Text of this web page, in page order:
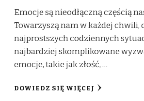
Emocje są nieodłączną częścią
Towarzyszą nam w każdej chwili,
najprostszych codziennych
najbardziej skomplikowane
emocje, takie jak złość, …
DOWIEDZ SIĘ WIĘCEJ